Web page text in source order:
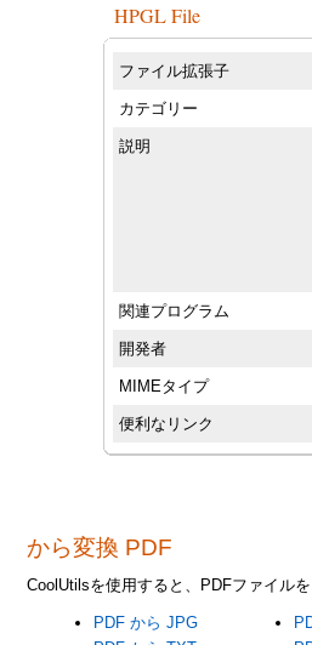
HPGL File
ファイル拡張子
カテゴリー
説明
関連プログラム
開発者
MIMEタイプ
便利なリンク
から変換 PDF
CoolUtilsを使用すると、PDFファイル
PDF から JPG